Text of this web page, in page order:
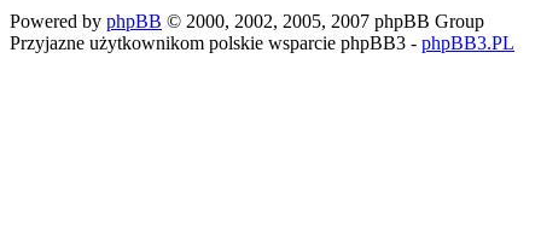
Powered by phpBB © 2000, 2002, 2005, 2007 phpBB Group
Przyjazne użytkownikom polskie wsparcie phpBB3 - phpBB3.PL